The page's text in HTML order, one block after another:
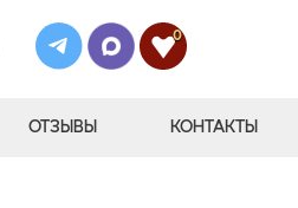
0
ОТЗЫВЫ КОНТАКТЫ